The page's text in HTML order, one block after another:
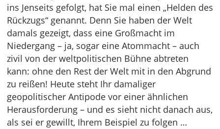
ins Jenseits gefolgt, hat Sie mal einen „Helden des
Rückzugs“ genannt. Denn Sie haben der Welt
damals gezeigt, dass eine Großmacht im
Niedergang – ja, sogar eine Atommacht – auch
zivil von der weltpolitischen Bühne abtreten
kann: ohne den Rest der Welt mit in den Abgrund
zu reißen! Heute steht Ihr damaliger
geopolitischer Antipode vor einer ähnlichen
Herausforderung – und es sieht nicht danach aus,
als sei er gewillt, Ihrem Beispiel zu folgen …